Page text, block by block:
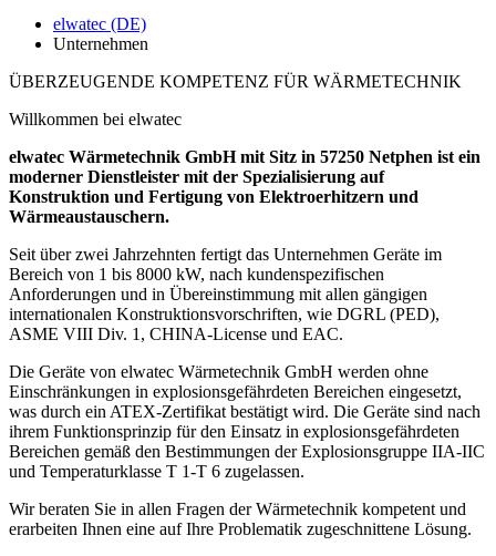
elwatec (DE)
Unternehmen
ÜBERZEUGENDE KOMPETENZ FÜR WÄRMETECHNIK
Willkommen bei elwatec
elwatec Wärmetechnik GmbH mit Sitz in 57250 Netphen ist ein
moderner Dienstleister mit der Spezialisierung auf
Konstruktion und Fertigung von Elektroerhitzern und
Wärmeaustauschern.
Seit über zwei Jahrzehnten fertigt das Unternehmen Geräte im
Bereich von 1 bis 8000 kW, nach kundenspezifischen
Anforderungen und in Übereinstimmung mit allen gängigen
internationalen Konstruktionsvorschriften, wie DGRL (PED),
ASME VIII Div. 1, CHINA-License und EAC.
Die Geräte von elwatec Wärmetechnik GmbH werden ohne
Einschränkungen in explosionsgefährdeten Bereichen eingesetzt,
was durch ein ATEX-Zertifikat bestätigt wird. Die Geräte sind nach
ihrem Funktionsprinzip für den Einsatz in explosionsgefährdeten
Bereichen gemäß den Bestimmungen der Explosionsgruppe IIA-IIC
und Temperaturklasse T 1-T 6 zugelassen.
Wir beraten Sie in allen Fragen der Wärmetechnik kompetent und
erarbeiten Ihnen eine auf Ihre Problematik zugeschnittene Lösung.